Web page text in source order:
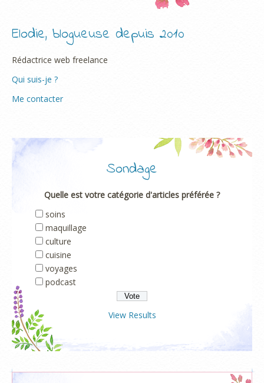
Elodie, blogueuse depuis 2010
Rédactrice web freelance
Qui suis-je ?
Me contacter
Sondage
Quelle est votre catégorie d'articles préférée ?
soins
maquillage
culture
cuisine
voyages
podcast
View Results